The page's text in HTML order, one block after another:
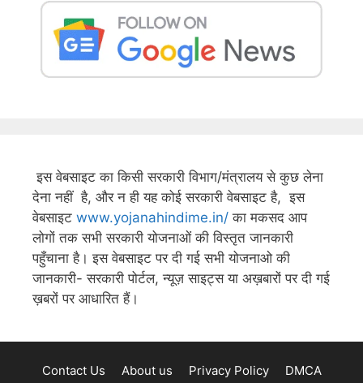
इस वेबसाइट का किसी सरकारी विभाग/मंत्रालय से कुछ लेना
देना नहीं है, और न ही यह कोई सरकारी वेबसाइट है, इस
वेबसाइट www.yojanahindime.in/ का मकसद आप
लोगों तक सभी सरकारी योजनाओं की विस्तृत जानकारी
पहुँचाना है। इस वेबसाइट पर दी गई सभी योजनाओ की
जानकारी- सरकारी पोर्टल, न्यूज़ साइट्स या अख़बारों पर दी गई
ख़बरों पर आधारित हैं।
Contact Us About us Privacy Policy DMCA